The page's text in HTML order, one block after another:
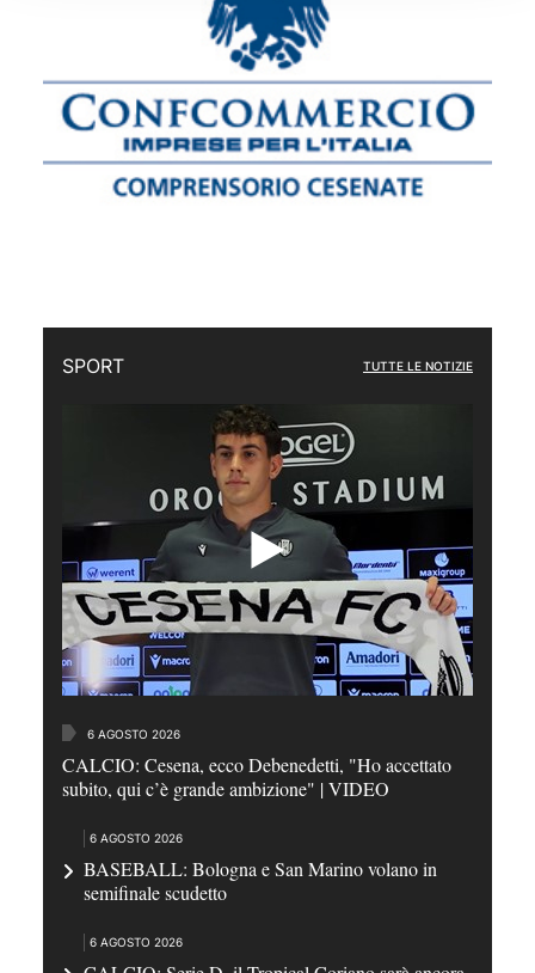
SPORT TUTTE LE NOTIZIE
6 AGOSTO 2026
CALCIO: Cesena, ecco Debenedetti, "Ho accettato
subito, qui c’è grande ambizione" | VIDEO
6 AGOSTO 2026
BASEBALL: Bologna e San Marino volano in
semifinale scudetto
6 AGOSTO 2026